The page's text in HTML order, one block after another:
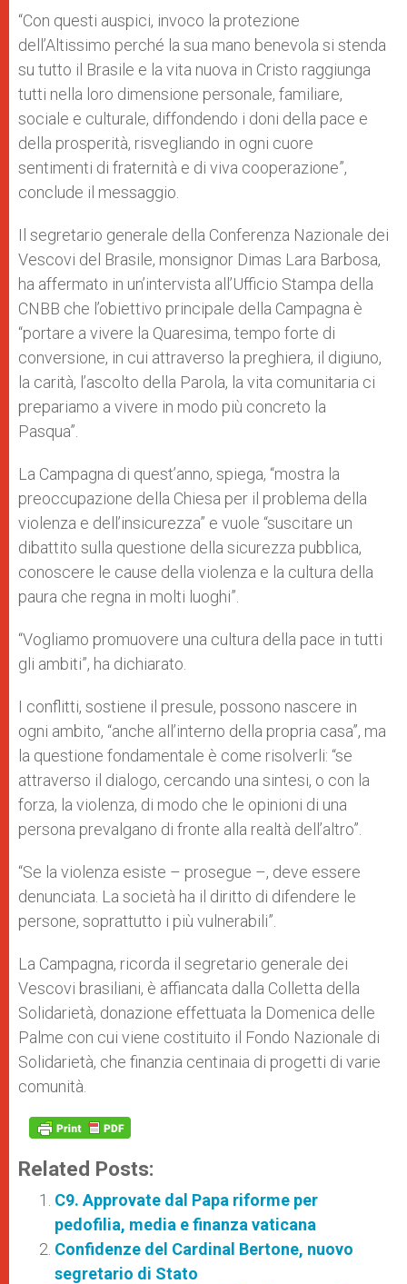
“Con questi auspici, invoco la protezione
dell’Altissimo perché la sua mano benevola si stenda
su tutto il Brasile e la vita nuova in Cristo raggiunga
tutti nella loro dimensione personale, familiare,
sociale e culturale, diffondendo i doni della pace e
della prosperità, risvegliando in ogni cuore
sentimenti di fraternità e di viva cooperazione”,
conclude il messaggio.
Il segretario generale della Conferenza Nazionale dei
Vescovi del Brasile, monsignor Dimas Lara Barbosa,
ha affermato in un’intervista all’Ufficio Stampa della
CNBB che l’obiettivo principale della Campagna è
“portare a vivere la Quaresima, tempo forte di
conversione, in cui attraverso la preghiera, il digiuno,
la carità, l’ascolto della Parola, la vita comunitaria ci
prepariamo a vivere in modo più concreto la
Pasqua”.
La Campagna di quest’anno, spiega, “mostra la
preoccupazione della Chiesa per il problema della
violenza e dell’insicurezza” e vuole “suscitare un
dibattito sulla questione della sicurezza pubblica,
conoscere le cause della violenza e la cultura della
paura che regna in molti luoghi”.
“Vogliamo promuovere una cultura della pace in tutti
gli ambiti”, ha dichiarato.
I conflitti, sostiene il presule, possono nascere in
ogni ambito, “anche all’interno della propria casa”, ma
la questione fondamentale è come risolverli: “se
attraverso il dialogo, cercando una sintesi, o con la
forza, la violenza, di modo che le opinioni di una
persona prevalgano di fronte alla realtà dell’altro”.
“Se la violenza esiste – prosegue –, deve essere
denunciata. La società ha il diritto di difendere le
persone, soprattutto i più vulnerabili”.
La Campagna, ricorda il segretario generale dei
Vescovi brasiliani, è affiancata dalla Colletta della
Solidarietà, donazione effettuata la Domenica delle
Palme con cui viene costituito il Fondo Nazionale di
Solidarietà, che finanzia centinaia di progetti di varie
comunità.
Related Posts:
C9. Approvate dal Papa riforme per
pedofilia, media e finanza vaticana
Confidenze del Cardinal Bertone, nuovo
segretario di Stato